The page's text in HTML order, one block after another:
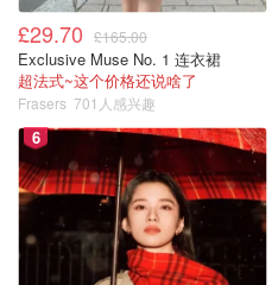
£29.70 £165.00
Exclusive Muse No. 1 连衣裙
超法式~这个价格还说啥了
Frasers 701人感兴趣
6